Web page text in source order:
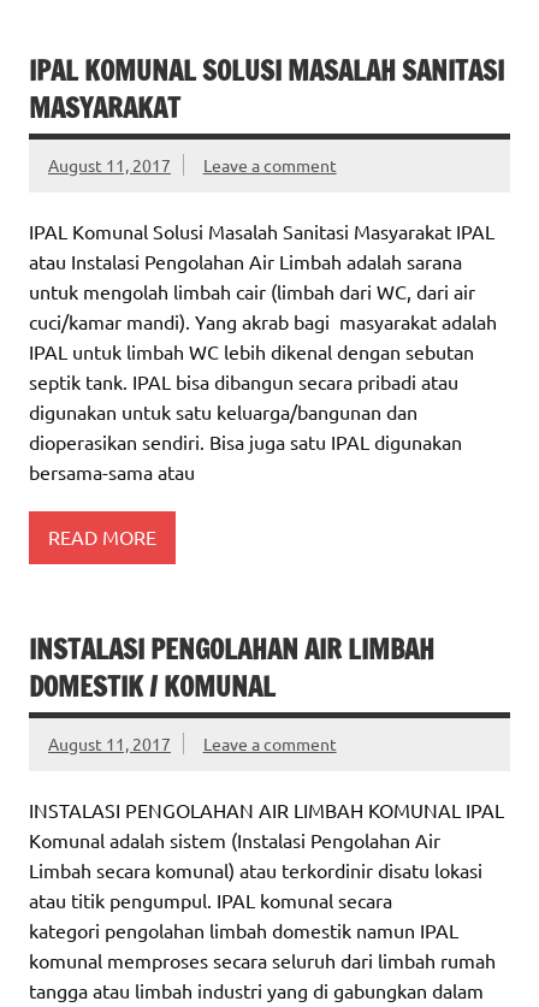
IPAL KOMUNAL SOLUSI MASALAH SANITASI
MASYARAKAT
August 11, 2017 Leave a comment
IPAL Komunal Solusi Masalah Sanitasi Masyarakat IPAL
atau Instalasi Pengolahan Air Limbah adalah sarana
untuk mengolah limbah cair (limbah dari WC, dari air
cuci/kamar mandi). Yang akrab bagi masyarakat adalah
IPAL untuk limbah WC lebih dikenal dengan sebutan
septik tank. IPAL bisa dibangun secara pribadi atau
digunakan untuk satu keluarga/bangunan dan
dioperasikan sendiri. Bisa juga satu IPAL digunakan
bersama-sama atau
READ MORE
INSTALASI PENGOLAHAN AIR LIMBAH
DOMESTIK / KOMUNAL
August 11, 2017 Leave a comment
INSTALASI PENGOLAHAN AIR LIMBAH KOMUNAL IPAL
Komunal adalah sistem (Instalasi Pengolahan Air
Limbah secara komunal) atau terkordinir disatu lokasi
atau titik pengumpul. IPAL komunal secara
kategori pengolahan limbah domestik namun IPAL
komunal memproses secara seluruh dari limbah rumah
tangga atau limbah industri yang di gabungkan dalam